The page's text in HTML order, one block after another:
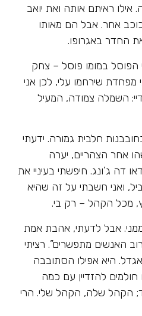
ראיתם אותה ואת יואב
אחר. אבל הם מאותו
החדר באגרופו.
הפוסל במומו פוסל – צחק
מפחדת שירחמו עלי, לכן אני
השמלה צמודה, המעיל
חלבית גמורה. ידעתי
אחר הצהריים, יערה
ג’ונג. חיפשתי בעיניי את
ואני חשבתי על זה שהיא
מכל הקהל – רק בי.
אבל לדעתי, אהבת אמת
האנשים מתפשרים”. רציתי
היא אפילו הסתובבה
להזדיין עם כמה
הקהל שלה, הקהל שלי. הרי